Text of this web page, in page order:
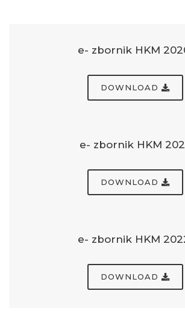
e- zbornik HKM
DOWNLOAD
e- zbornik HKM
DOWNLOAD
e- zbornik HKM
DOWNLOAD